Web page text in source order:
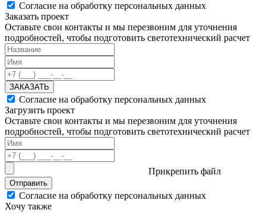
Согласие на обработку персональных данных
Заказать проект
Оставьте свои контакты и мы перезвоним для уточнения
подробностей, чтобы подготовить светотехнический расчет
ЗАКАЗАТЬ
Согласие на обработку персональных данных
Загрузить проект
Оставьте свои контакты и мы перезвоним для уточнения
подробностей, чтобы подготовить светотехнический расчет
Прикрепить файл
Отправить
Согласие на обработку персональных данных
Хочу также